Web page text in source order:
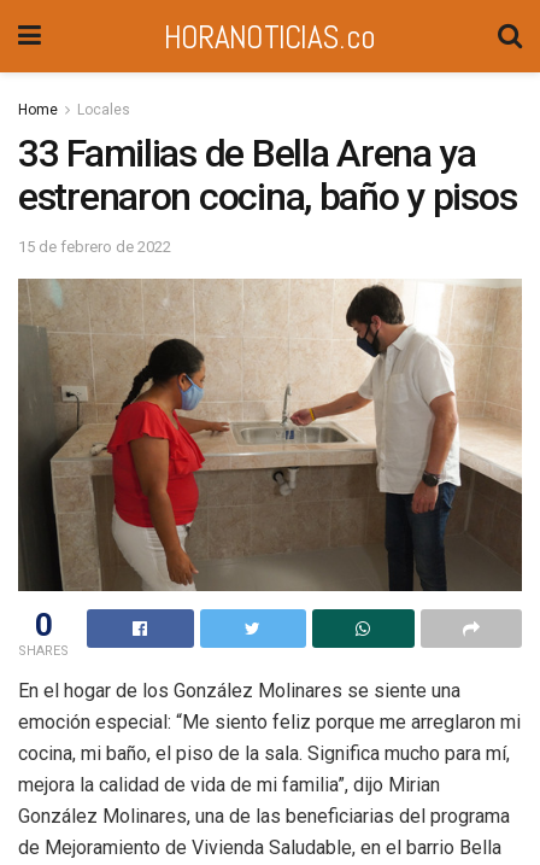
HORANOTICIAS.co
Home Locales
33 Familias de Bella Arena ya
estrenaron cocina, baño y pisos
15 de febrero de 2022
0
SHARES
En el hogar de los González Molinares se siente una
emoción especial: “Me siento feliz porque me arreglaron mi
cocina, mi baño, el piso de la sala. Significa mucho para mí,
mejora la calidad de vida de mi familia”, dijo Mirian
González Molinares, una de las beneficiarias del programa
de Mejoramiento de Vivienda Saludable, en el barrio Bella